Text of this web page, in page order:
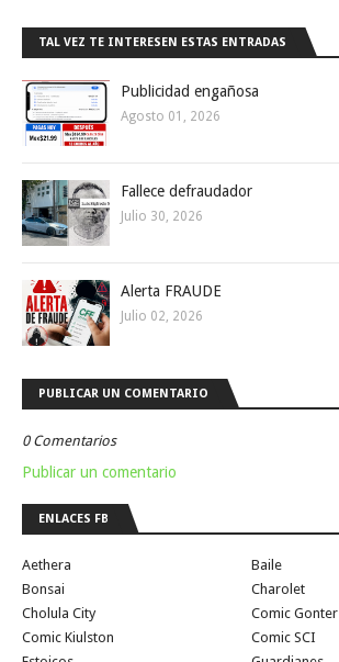
TAL VEZ TE INTERESEN ESTAS ENTRADAS
Publicidad engañosa
Agosto 01, 2026
Fallece defraudador
Julio 30, 2026
Alerta FRAUDE
Julio 02, 2026
PUBLICAR UN COMENTARIO
0 Comentarios
Publicar un comentario
ENLACES FB
Aethera
Baile
Bonsai
Charolet
Cholula City
Comic Gonter
Comic Kiulston
Comic SCI